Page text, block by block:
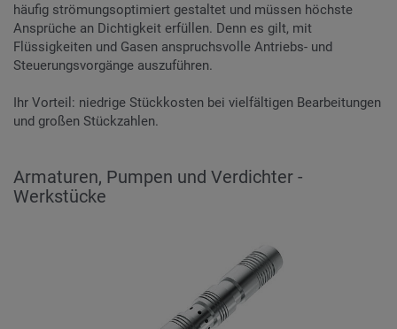
häufig strömungsoptimiert gestaltet und müssen höchste
Ansprüche an Dichtigkeit erfüllen. Denn es gilt, mit
Flüssigkeiten und Gasen anspruchsvolle Antriebs- und
Steuerungsvorgänge auszuführen.
Ihr Vorteil: niedrige Stückkosten bei vielfältigen Bearbeitungen
und großen Stückzahlen.
Armaturen, Pumpen und Verdichter -
Werkstücke